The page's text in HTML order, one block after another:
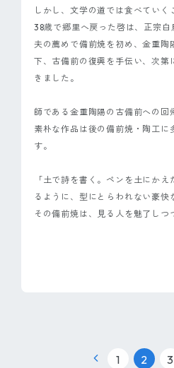
しかし、文学の道では食べていく
38歳で郷里へ戻った啓は、正宗
夫の薦めで備前焼を初め、金重陶
下、古備前の復興を手伝い、次第
きました。
師である金重陶陽の古備前への回
素朴な作品は後の備前焼・陶工に
す。
「土で詩を書く。ペンを土にか
るように、型にとらわれない豪快
その備前焼は、見る人を魅了しつ
1 2 3